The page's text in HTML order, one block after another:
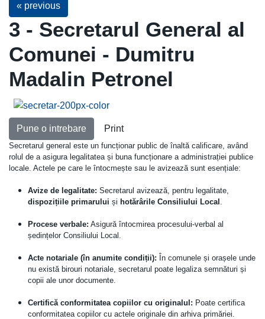
« previous
3 - Secretarul General al
Comunei - Dumitru
Madalin Petronel
Pune o intrebare Print
Secretarul general este un funcționar public de înaltă calificare, având
rolul de a asigura legalitatea și buna funcționare a administrației publice
locale. Actele pe care le întocmește sau le avizează sunt esențiale:
Avize de legalitate: Secretarul avizează, pentru legalitate,
dispozițiile primarului și hotărârile Consiliului Local .
Procese verbale: Asigură întocmirea procesului-verbal al
ședințelor Consiliului Local.
Acte notariale (în anumite condiții): În comunele și orașele unde
nu există birouri notariale, secretarul poate legaliza semnături și
copii ale unor documente.
Certifică conformitatea copiilor cu originalul: Poate certifica
conformitatea copiilor cu actele originale din arhiva primăriei.